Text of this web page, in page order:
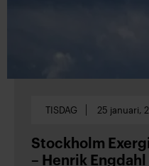
TISDAG 25 januari,
Stockholm
– Henrik